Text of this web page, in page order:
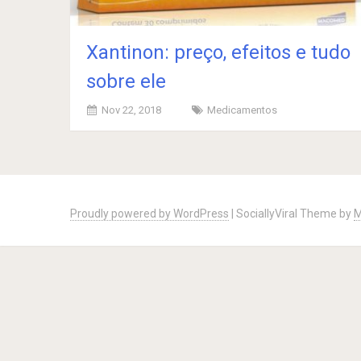
Xantinon: preço, efeitos e tudo
sobre ele
Nov 22, 2018 Medicamentos
navigation
Proudly powered by WordPress SociallyViral Theme by